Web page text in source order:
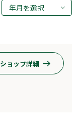
年月を選択
ショップ詳細